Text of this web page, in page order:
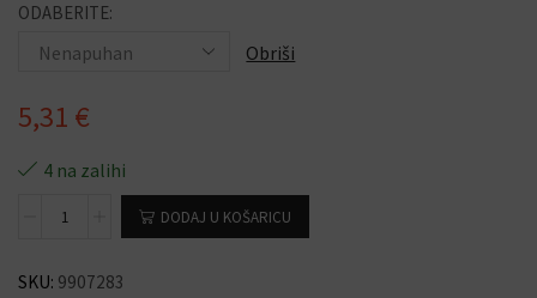
ODABERITE:
Obriši
5,31 €
4 na zalihi
DODAJ U KOŠARICU
SKU: 9907283